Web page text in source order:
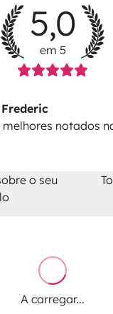
5,0
em 5
notados
o seu
A carregar...